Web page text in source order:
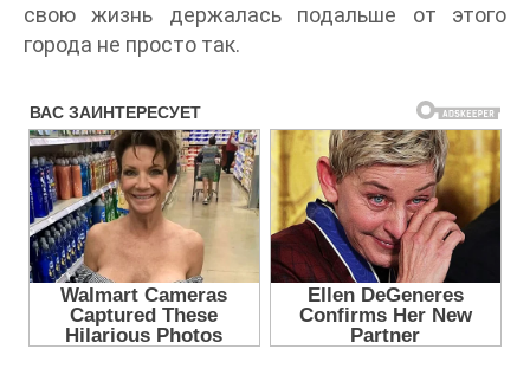
свою жизнь держалась подальше от этого
города не просто так.